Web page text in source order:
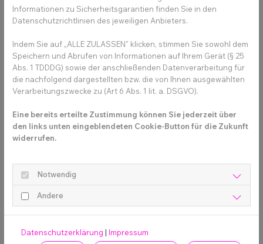
Informationen zu Sicherheitsgarantien finden Sie in den
Datenschutzrichtlinien des jeweiligen Anbieters.
Indem Sie auf „ALLE ZULASSEN" klicken, stimmen Sie sowohl dem
Speichern und Abrufen von Informationen auf Ihrem Gerät (§ 25
Abs. 1 TDDDG) sowie der anschließenden Datenverarbeitung für
die nachfolgend dargestellten bzw. die von Ihnen ausgewählten
Verarbeitungszwecke zu (Art 6 Abs. 1 lit. a. DSGVO).
Eine bereits erteilte Zustimmung können Sie jederzeit über
den links unten eingeblendeten Cookie-Button für die Zukunft
widerrufen.
Notwendig
Andere
Datenschutzerklärung | Impressum